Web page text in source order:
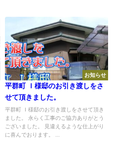
お知らせ
平群町 Ｉ様邸のお引き渡しをさ
せて頂きました。
平群町 Ｉ様邸のお引き渡しをさせて頂き
ました。 永らく工事のご協力ありがとう
ございました。 見違えるような仕上がり
に喜んでおります。 ...